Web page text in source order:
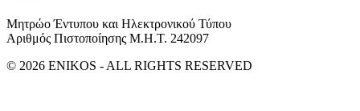
Μητρώο Έντυπου και Ηλεκτρονικού Τύπου
Αριθμός Πιστοποίησης Μ.Η.Τ. 242097
© 2026 ENIKOS - ALL RIGHTS RESERVED